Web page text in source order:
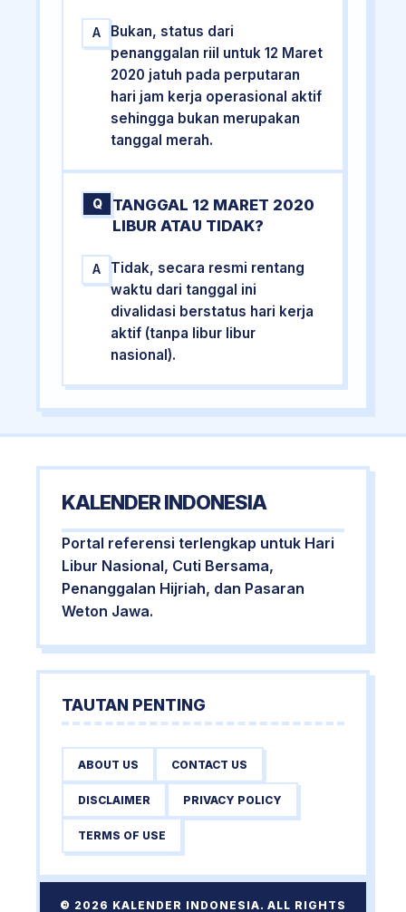
A
Bukan, status dari
penanggalan riil untuk 12 Maret
2020 jatuh pada perputaran
hari jam kerja operasional aktif
sehingga bukan merupakan
tanggal merah.
Q
TANGGAL 12 MARET 2020
LIBUR ATAU TIDAK?
A
Tidak, secara resmi rentang
waktu dari tanggal ini
divalidasi berstatus hari kerja
aktif (tanpa libur libur
nasional).
KALENDER INDONESIA
Portal referensi terlengkap untuk Hari
Libur Nasional, Cuti Bersama,
Penanggalan Hijriah, dan Pasaran
Weton Jawa.
TAUTAN PENTING
ABOUT US CONTACT US
DISCLAIMER PRIVACY POLICY
TERMS OF USE
© 2026 KALENDER INDONESIA. ALL RIGHTS